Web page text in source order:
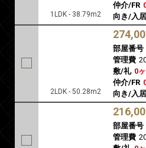
1LDK - 38.79m2
仲介/FR
向き/入居
2LDK - 50.28m2
部屋番号
管理費
敷/礼 0
仲介/FR
向き/入居
部屋番号
管理費